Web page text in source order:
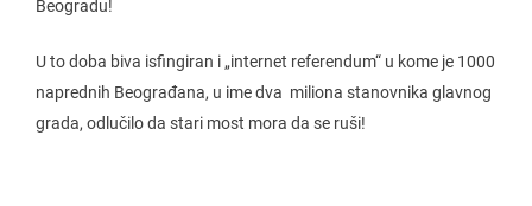
Beogradu!
U to doba biva isfingiran i „internet referendum“ u kome je 1000
naprednih Beograđana, u ime dva miliona stanovnika glavnog
grada, odlučilo da stari most mora da se ruši!